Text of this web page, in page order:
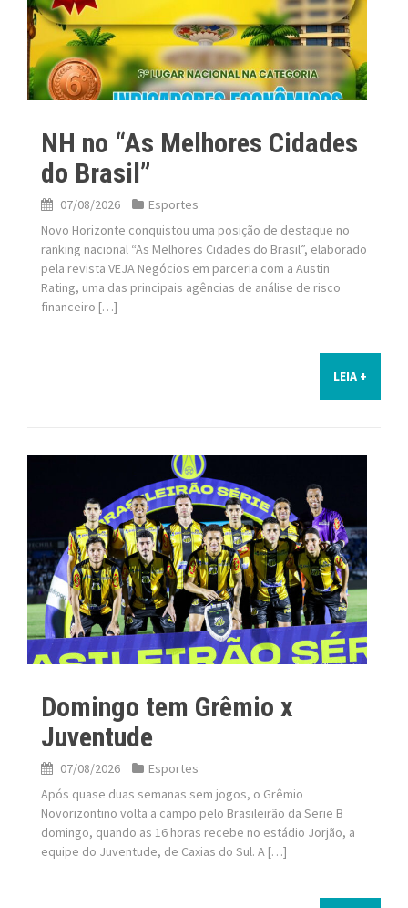
NH no “As Melhores Cidades
do Brasil”
07/08/2026
Esportes
Novo Horizonte conquistou uma posição de destaque no
ranking nacional “As Melhores Cidades do Brasil”, elaborado
pela revista VEJA Negócios em parceria com a Austin
Rating, uma das principais agências de análise de risco
financeiro […]
LEIA +
Domingo tem Grêmio x
Juventude
07/08/2026
Esportes
Após quase duas semanas sem jogos, o Grêmio
Novorizontino volta a campo pelo Brasileirão da Serie B
domingo, quando as 16 horas recebe no estádio Jorjão, a
equipe do Juventude, de Caxias do Sul. A […]